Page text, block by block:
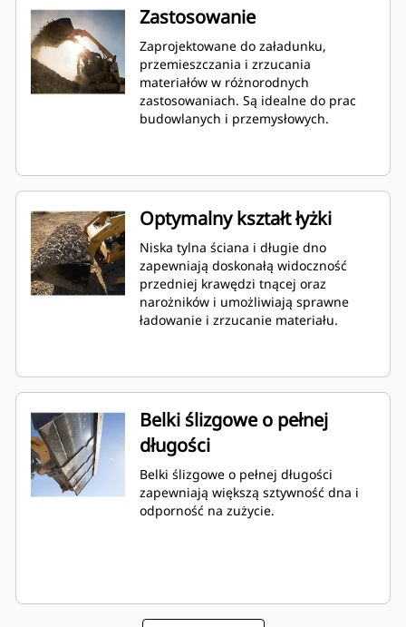
Zastosowanie
Zaprojektowane do załadunku,
przemieszczania i zrzucania
materiałów w różnorodnych
zastosowaniach. Są idealne do prac
budowlanych i przemysłowych.
Optymalny kształt łyżki
Niska tylna ściana i długie dno
zapewniają doskonałą widoczność
przedniej krawędzi tnącej oraz
narożników i umożliwiają sprawne
ładowanie i zrzucanie materiału.
Belki ślizgowe o pełnej
długości
Belki ślizgowe o pełnej długości
zapewniają większą sztywność dna i
odporność na zużycie.